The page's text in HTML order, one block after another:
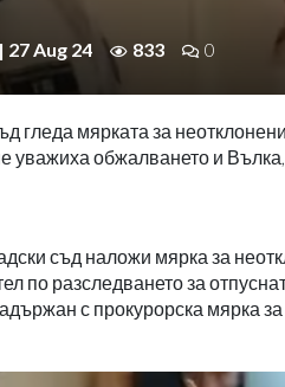
27 Aug 24 833 0
гледа мярката за
уважиха обжалването и
съд наложи мярка за
по разследването за
с прокурорска мярка